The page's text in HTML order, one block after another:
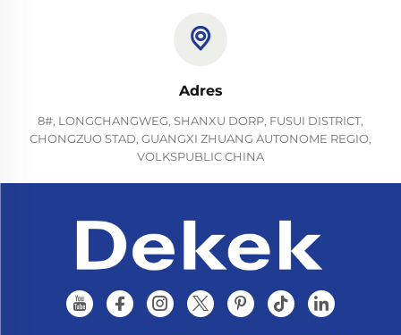
Adres
8#, LONGCHANGWEG, SHANXU DORP, FUSUI DISTRICT,
CHONGZUO STAD, GUANGXI ZHUANG AUTONOME REGIO,
VOLKSPUBLIC CHINA